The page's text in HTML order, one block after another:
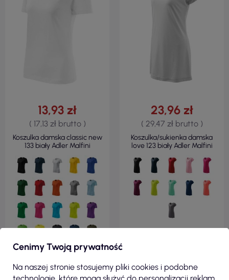
13,93 zł
( 17,13 zł brutto )
Koszulka damska classic new
133 biały Adler Malfini
23,96 zł
( 29,47 zł brutto )
Koszulka/sukienka damska
love 123 biały Adler Malfini
Cenimy Twoją prywatność
Na naszej stronie stosujemy pliki cookies i podobne
technologie, które mogą służyć do personalizacji reklam.